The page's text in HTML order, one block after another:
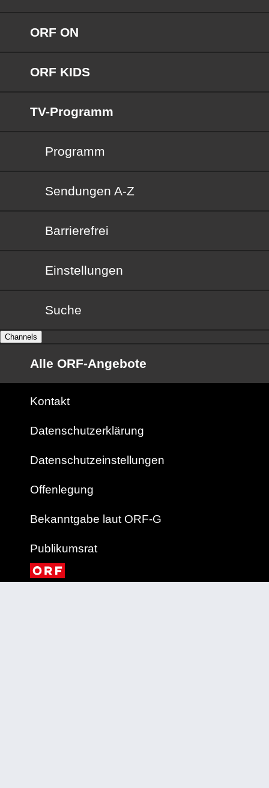
ORF ON
ORF KIDS
TV-Programm
Programm
Sendungen von A bis Z
Sendungen A-Z
Barrierefrei
Barrierefrei
Einstellungen
Suche
Channels
Alle ORF-Angebote
Kontakt
Datenschutzerklärung
Datenschutzeinstellungen
Offenlegung
Bekanntgabe laut ORF-G
Publikumsrat